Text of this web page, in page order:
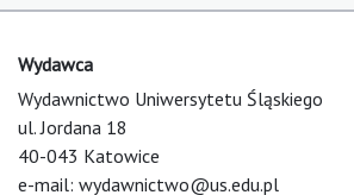
Wydawca
Wydawnictwo Uniwersytetu Śląskiego
ul. Jordana 18
40-043 Katowice
e-mail: wydawnictwo@us.edu.pl